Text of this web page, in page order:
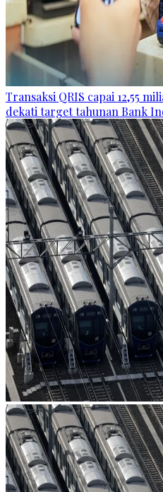
Transaksi QRIS capai 12,55
dekati target tahunan Bank